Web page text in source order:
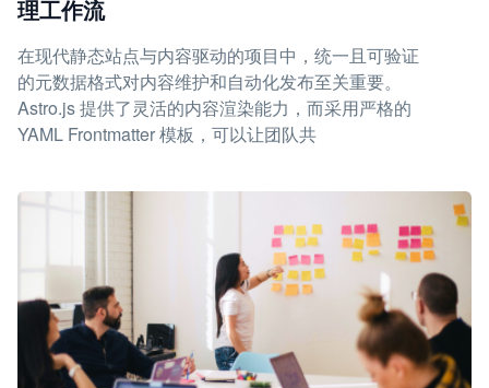
理工作流
在现代静态站点与内容驱动的项目中，统一且可验证
的元数据格式对内容维护和自动化发布至关重要。
Astro.js 提供了灵活的内容渲染能力，而采用严格的
YAML Frontmatter 模板，可以让团队共